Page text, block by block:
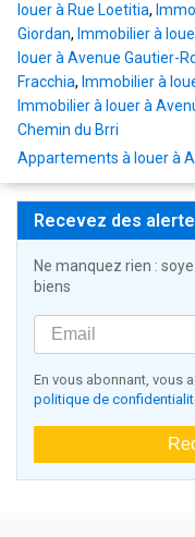
louer à Rue Loetitia,
Giordan, Immobilier à
louer à Avenue Gautier-
Fracchia, Immobilier à
Immobilier à louer à
Chemin du Brri
Appartements à louer à
Recevez des
Ne manquez rien :
biens
En vous abonnant, vous
politique de